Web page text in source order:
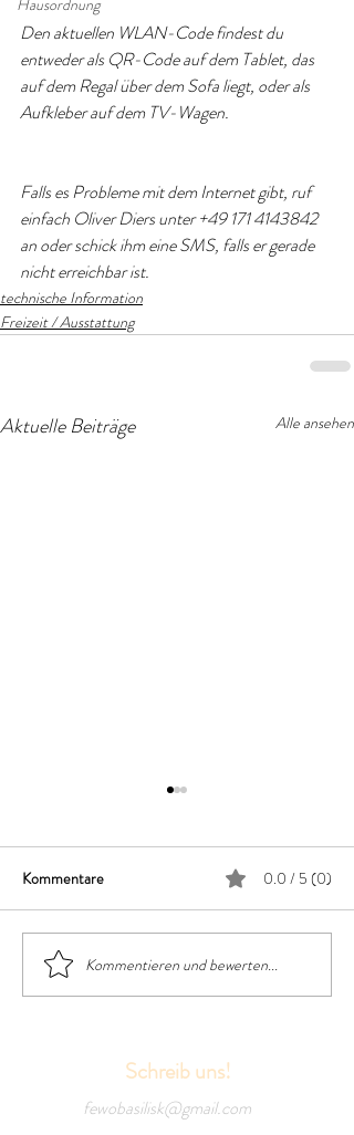
Hausordnung
Den aktuellen WLAN-Code findest du
entweder als QR-Code auf dem Tablet, das
auf dem Regal über dem Sofa liegt, oder als
Aufkleber auf dem TV-Wagen.
Falls es Probleme mit dem Internet gibt, ruf
einfach Oliver Diers unter +49 171 4143842
an oder schick ihm eine SMS, falls er gerade
nicht erreichbar ist.
technische Information
Freizeit / Ausstattung
Aktuelle Beiträge Alle ansehen
Smart Home Ausstattung
Kommentare 0.0 / 5 (0)
Kommentieren und bewerten...
Schreib uns!
fewobasilisk@gmail.com